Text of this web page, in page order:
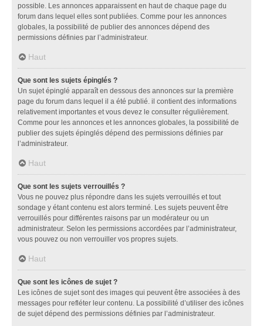
possible. Les annonces apparaissent en haut de chaque page du
forum dans lequel elles sont publiées. Comme pour les annonces
globales, la possibilité de publier des annonces dépend des
permissions définies par l’administrateur.
Haut
Que sont les sujets épinglés ?
Un sujet épinglé apparaît en dessous des annonces sur la première
page du forum dans lequel il a été publié. il contient des informations
relativement importantes et vous devez le consulter régulièrement.
Comme pour les annonces et les annonces globales, la possibilité de
publier des sujets épinglés dépend des permissions définies par
l’administrateur.
Haut
Que sont les sujets verrouillés ?
Vous ne pouvez plus répondre dans les sujets verrouillés et tout
sondage y étant contenu est alors terminé. Les sujets peuvent être
verrouillés pour différentes raisons par un modérateur ou un
administrateur. Selon les permissions accordées par l’administrateur,
vous pouvez ou non verrouiller vos propres sujets.
Haut
Que sont les icônes de sujet ?
Les icônes de sujet sont des images qui peuvent être associées à des
messages pour refléter leur contenu. La possibilité d’utiliser des icônes
de sujet dépend des permissions définies par l’administrateur.